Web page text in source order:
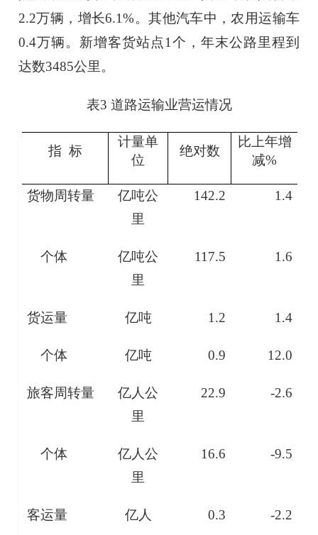
2.2万辆，增长6.1%。其他汽车中，农用运输车
0.4万辆。 新增客货站点1个， 年末公路里程到
达数3485公里。
表3 道路运输业营运情况
指 标
计量单
位
绝对数
比上年增
减%
货物周转量
亿吨公
里
142.2 1.4
个体
亿吨公
里
117.5 1.6
货运量 亿吨 1.2 1.4
个体 亿吨 0.9 12.0
旅客周转量
亿人公
里
22.9 -2.6
个体
亿人公
里
16.6 -9.5
客运量 亿人 0.3 -2.2